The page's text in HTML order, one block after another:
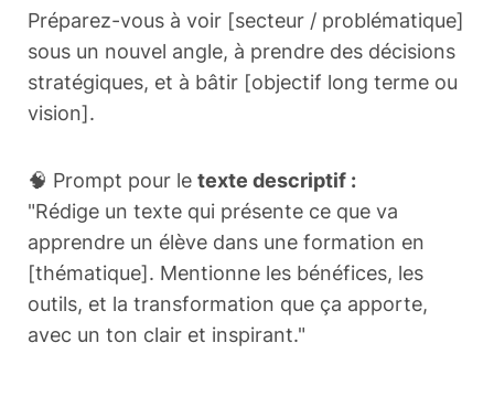
Préparez-vous à voir [secteur / problématique]
sous un nouvel angle, à prendre des décisions
stratégiques, et à bâtir [objectif long terme ou
vision].
🧠 Prompt pour le texte descriptif :
"Rédige un texte qui présente ce que va
apprendre un élève dans une formation en
[thématique]. Mentionne les bénéfices, les
outils, et la transformation que ça apporte,
avec un ton clair et inspirant."